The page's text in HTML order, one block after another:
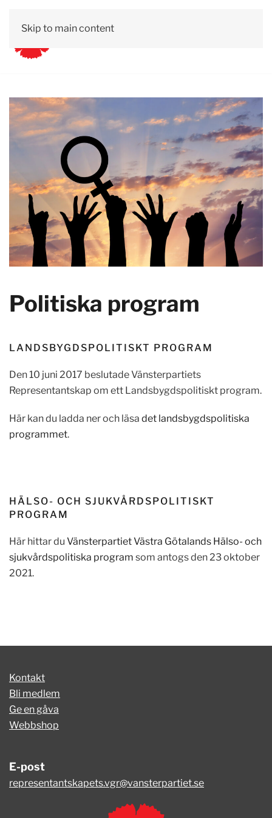
Skip to main content
Politiska program
LANDSBYGDSPOLITISKT PROGRAM
Den 10 juni 2017 beslutade Vänsterpartiets
Representantskap om ett Landsbygdspolitiskt program.
Här kan du ladda ner och läsa det landsbygdspolitiska
programmet.
HÄLSO- OCH SJUKVÅRDSPOLITISKT
PROGRAM
Här hittar du Vänsterpartiet Västra Götalands Hälso- och
sjukvårdspolitiska program som antogs den 23 oktober
2021.
Kontakt
Bli medlem
Ge en gåva
Webbshop
E-post
representantskapets.vgr@vansterpartiet.se